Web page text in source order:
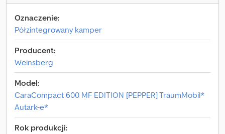
Oznaczenie:
Półzintegrowany kamper
Producent:
Weinsberg
Model:
CaraCompact 600 MF EDITION [PEPPER] TraumMobil*
Autark-e*
Rok produkcji: